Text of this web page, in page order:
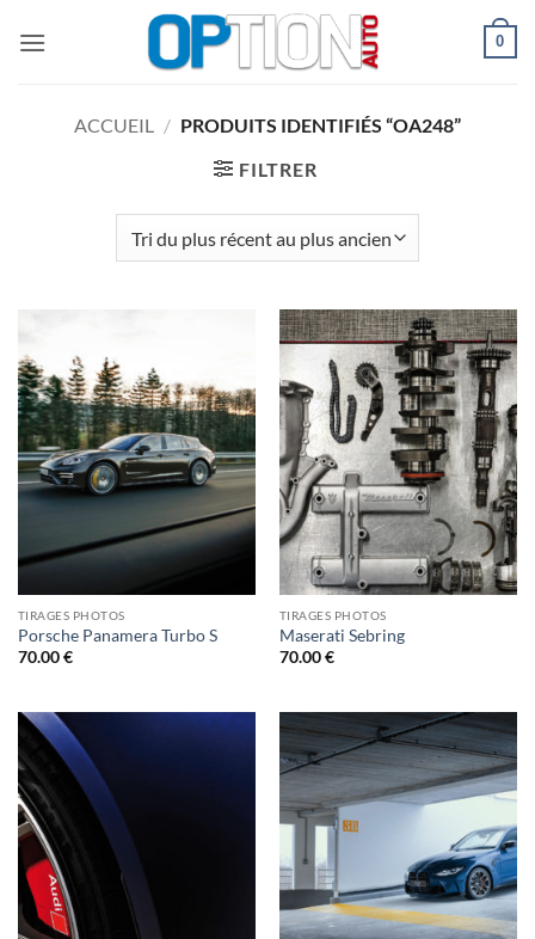
0
ACCUEIL / PRODUITS IDENTIFIÉS “OA248”
FILTRER
TIRAGES PHOTOS
Porsche Panamera Turbo S
70.00€
TIRAGES PHOTOS
Maserati Sebring
70.00€